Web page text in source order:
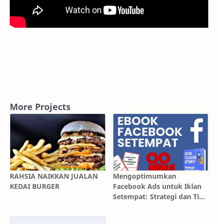
More Projects
RAHSIA NAIKKAN JUALAN
KEDAI BURGER
Mengoptimumkan
Facebook Ads untuk Iklan
Setempat: Strategi dan Tips